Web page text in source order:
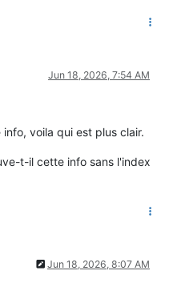
Jun 18, 2026, 7:54 AM
voila qui est plus clair.
t-il cette info sans l'index
Jun 18, 2026, 8:07 AM